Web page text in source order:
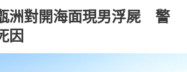
洲對開海面現男浮屍 警
因